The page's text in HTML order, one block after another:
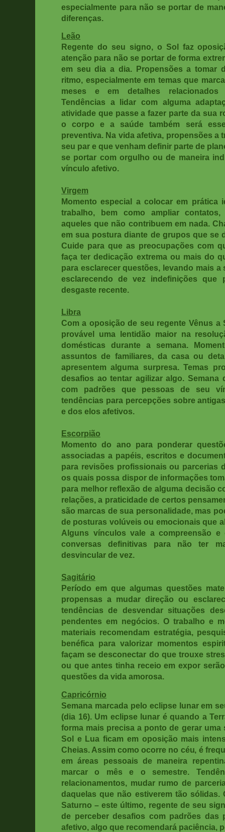
especialmente para não se portar de
diferenças.
Leão
Regente do seu signo, o Sol faz
atenção para não se portar de forma
em seu dia a dia. Propensões a tomar
ritmo, especialmente em temas que
meses e em detalhes relacionados
Tendências a lidar com alguma
atividade que passe a fazer parte da sua
o corpo e a saúde também será
preventiva. Na vida afetiva, propensões a
seu par e que venham definir parte de
se portar com orgulho ou de maneira
vínculo afetivo.
Virgem
Momento especial a colocar em prática
trabalho, bem como ampliar
aqueles que não contribuem em nada.
em sua postura diante de grupos que se
Cuide para que as preocupações com
faça ter dedicação extrema ou mais do
para esclarecer questões, levando mais
esclarecendo de vez indefinições que
desgaste recente.
Libra
Com a oposição de seu regente Vênus a
provável uma lentidão maior na
domésticas durante a semana.
assuntos de familiares, da casa ou
apresentem alguma surpresa. Temas
desafios ao tentar agilizar algo. Semana
com padrões que pessoas de seu
tendências para percepções sobre
e dos elos afetivos.
Escorpião
Momento do ano para ponderar
associadas a papéis, escritos e
para revisões profissionais ou parcerias
os quais possa dispor de informações
para melhor reflexão de alguma decisão
relações, a praticidade de certos
são marcas de sua personalidade, mas
de posturas volúveis ou emocionais que
Alguns vínculos vale a compreensão
conversas definitivas para não ter
desvincular de vez.
Sagitário
Período em que algumas questões
propensas a mudar direção ou
tendências de desvendar situações
pendentes em negócios. O trabalho e
materiais recomendam estratégia,
benéfica para valorizar momentos
façam se desconectar do que trouxe
ou que antes tinha receio em expor
questões da vida amorosa.
Capricórnio
Semana marcada pelo eclipse lunar em
(dia 16). Um eclipse lunar é quando a
forma mais precisa a ponto de gerar
Sol e Lua ficam em oposição mais
Cheias. Assim como ocorre no céu, é
em áreas pessoais de maneira
marcar o mês e o semestre.
relacionamentos, mudar rumo de
daquelas que não estiverem tão
Saturno – este último, regente de seu
de perceber desafios com padrões das
afetivo, algo que recomendará paciência,